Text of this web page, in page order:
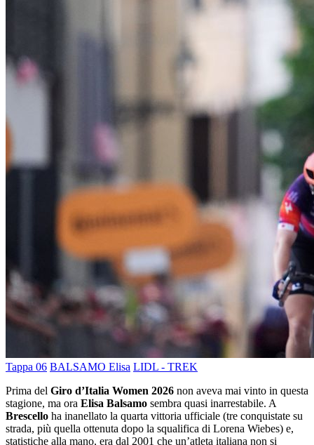
Tappa 06 BALSAMO Elisa LIDL - TREK
Prima del Giro d’Italia Women 2026 non aveva mai vinto in questa
stagione, ma ora Elisa Balsamo sembra quasi inarrestabile. A
Brescello ha inanellato la quarta vittoria ufficiale (tre conquistate su
strada, più quella ottenuta dopo la squalifica di Lorena Wiebes) e,
statistiche alla mano, era dal 2001 che un’atleta italiana non si